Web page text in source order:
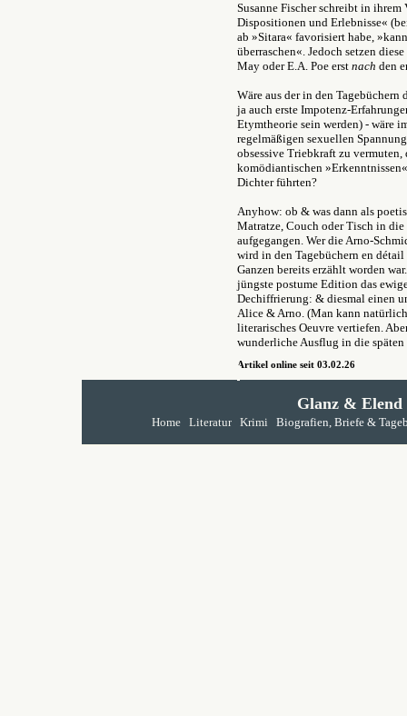
Susanne Fischer schreibt in
Dispositionen und Erlebnisse«
ab »Sitara« favorisiert habe,
überraschen«. Jedoch setzen
May oder E.A. Poe erst nach den
Wäre aus der in den
ja auch erste Impotenz-
Etymtheorie sein werden) - wäre
regelmäßigen sexuellen
obsessive Triebkraft zu
komödiantischen
Dichter führten?
Anyhow: ob & was dann als
Matratze, Couch oder Tisch in
aufgegangen. Wer die Arno-
wird in den Tagebüchern en
Ganzen bereits erzählt worden
jüngste postume Edition das
Dechiffrierung: & diesmal einen
Alice & Arno. (Man kann
literarisches Oeuvre vertiefen.
wunderliche Ausflug in die
Artikel online seit 03.02.26
Glanz & Elend
Home Literatur Krimi Biografien, Briefe &